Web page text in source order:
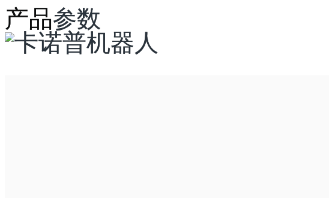
产品参数